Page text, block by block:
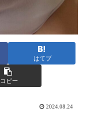
はてブ
コピー
2024.08.24